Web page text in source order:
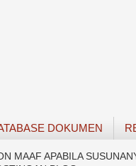
DOKUMEN
MAAF APABILA